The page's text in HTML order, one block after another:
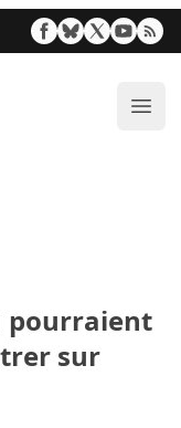
pourraient
sur